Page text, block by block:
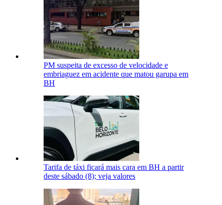
PM suspeita de excesso de velocidade e
embriaguez em acidente que matou garupa em
BH
Tarifa de táxi ficará mais cara em BH a partir
deste sábado (8); veja valores